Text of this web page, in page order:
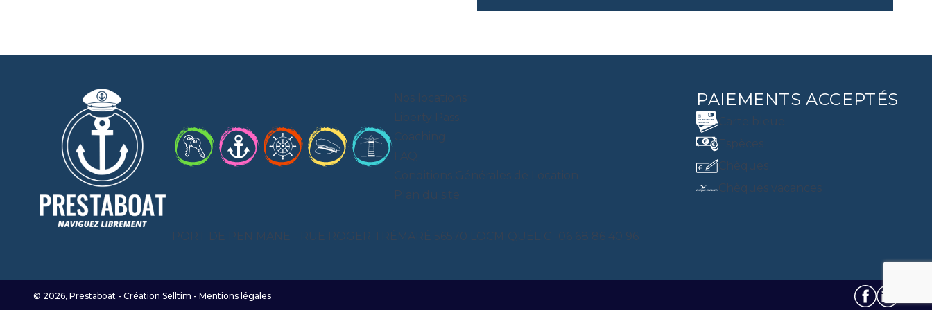
Nos locations
Liberty Pass
Coaching
FAQ
Conditions Générales de Location
Plan du site
PORT DE PEN MANE - RUE ROGER TRÉMARÉ 56570 LOCMIQUÉLIC -06 68 86 40 96
PAIEMENTS ACCEPTÉS
Carte bleue
Espèces
Chèques
Chèques vacances
© 2026, Prestaboat - Création Selltim - Mentions légales